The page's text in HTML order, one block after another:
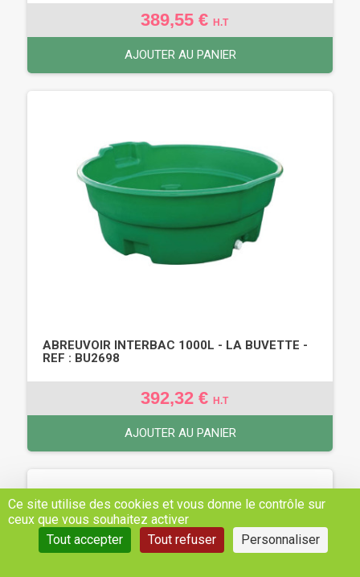
389,55 € H.T
AJOUTER AU PANIER
ABREUVOIR INTERBAC 1000L - LA BUVETTE -
REF : BU2698
392,32 € H.T
AJOUTER AU PANIER
Ce site utilise des cookies et vous donne le contrôle sur
ceux que vous souhaitez activer
Tout accepter
Tout refuser Personnaliser